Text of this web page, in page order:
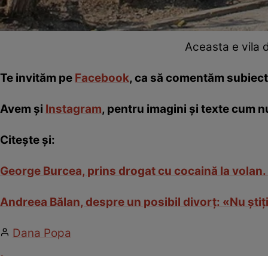
Aceasta e vila
Te invităm pe Facebook, ca să comentăm
Avem și Instagram, pentru imagini și texte cum
Citește și:
George Burcea, prins drogat cu cocaină la
Andreea Bălan, despre un posibil divorţ: «Nu
Dana Popa